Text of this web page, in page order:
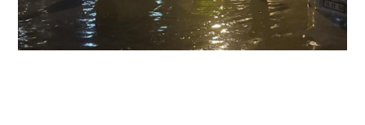
Yorum - Analiz